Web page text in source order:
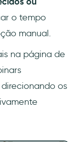
o tempo
manual.
na página de
os